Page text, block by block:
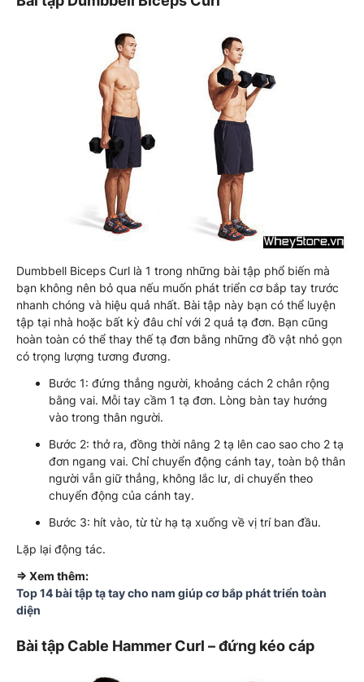
Dumbbell Biceps Curl là 1 trong những bài tập phổ biến mà
bạn không nên bỏ qua nếu muốn phát triển cơ bắp tay trước
nhanh chóng và hiệu quả nhất. Bài tập này bạn có thể luyện
tập tại nhà hoặc bất kỳ đâu chỉ với 2 quả tạ đơn. Bạn cũng
hoàn toàn có thể thay thế tạ đơn bằng những đồ vật nhỏ gọn
có trọng lượng tương đương.
Bước 1: đứng thẳng người, khoảng cách 2 chân rộng
bằng vai. Mỗi tay cầm 1 tạ đơn. Lòng bàn tay hướng
vào trong thân người.
Bước 2: thở ra, đồng thời nâng 2 tạ lên cao sao cho 2 tạ
đơn ngang vai. Chỉ chuyển động cánh tay, toàn bộ thân
người vẫn giữ thẳng, không lắc lư, di chuyển theo
chuyển động của cánh tay.
Bước 3: hít vào, từ từ hạ tạ xuống về vị trí ban đầu.
Lặp lại động tác.
=> Xem thêm:
Top 14 bài tập tạ tay cho nam giúp cơ bắp phát triển toàn
diện
Bài tập Cable Hammer Curl – đứng kéo cáp